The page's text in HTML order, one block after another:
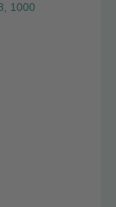
1000